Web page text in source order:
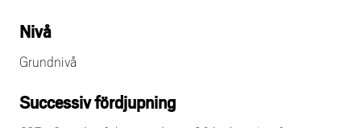
Nivå
Grundnivå
Successiv fördjupning